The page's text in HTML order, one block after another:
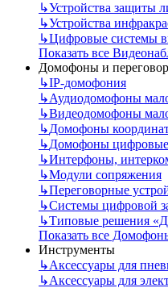
↳Устройства защиты
↳Устройства
↳Цифровые системы
Показать все
Домофоны и
↳IP-домофония
↳Аудиодомофоны
↳Видеодомофоны
↳Домофоны
↳Домофоны цифровые
↳Интерфоны,
↳Модули сопряжения
↳Переговорные
↳Системы цифровой
↳Типовые решения
Показать все
Инструменты
↳Аксессуары для
↳Аксессуары для